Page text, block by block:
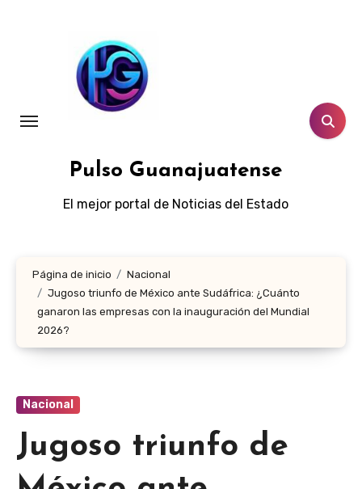
Pulso Guanajuatense
El mejor portal de Noticias del Estado
Página de inicio
Nacional
Jugoso triunfo de México ante Sudáfrica: ¿Cuánto
ganaron las empresas con la inauguración del Mundial
2026?
Nacional
Jugoso triunfo de